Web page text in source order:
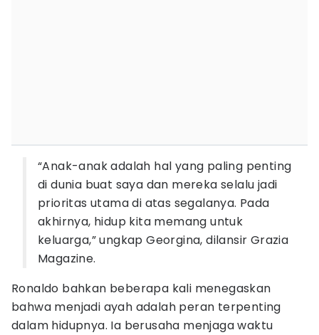
“Anak-anak adalah hal yang paling penting
di dunia buat saya dan mereka selalu jadi
prioritas utama di atas segalanya. Pada
akhirnya, hidup kita memang untuk
keluarga,” ungkap Georgina, dilansir Grazia
Magazine.
Ronaldo bahkan beberapa kali menegaskan
bahwa menjadi ayah adalah peran terpenting
dalam hidupnya. Ia berusaha menjaga waktu